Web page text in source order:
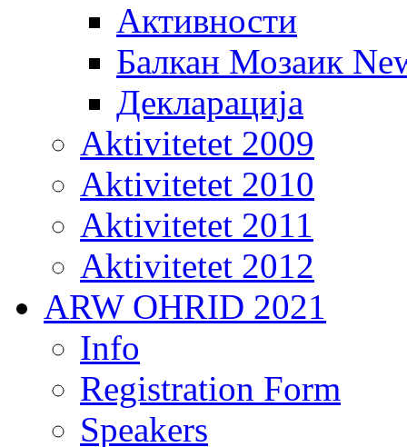
Активности
Балкан Мозаик
Декларација
Aktivitetet 2009
Aktivitetet 2010
Aktivitetet 2011
Aktivitetet 2012
ARW OHRID 2021
Info
Registration Form
Speakers